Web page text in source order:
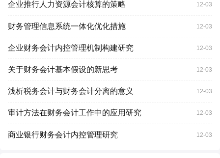
企业推行人力资源会计核算的策略 12-03
财务管理信息系统一体化优化措施 12-03
企业财务会计内控管理机制构建研究 12-03
关于财务会计基本假设的新思考 12-03
浅析税务会计与财务会计分离的意义 12-03
审计方法在财务会计工作中的应用研究 12-03
商业银行财务会计内控管理研究 12-03